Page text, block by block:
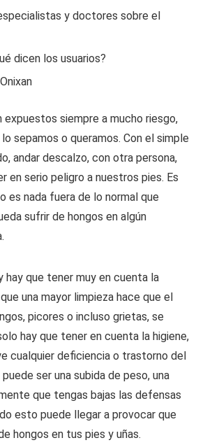
y doctores sobre el
dicen los usuarios?
siempre a mucho riesgo,
sepamos o queramos. Con el simple
andar descalzo, con otra persona,
en serio peligro a nuestros pies. Es
es nada fuera de lo normal que
sufrir de hongos en algún
hay que tener muy en cuenta la
una mayor limpieza hace que el
picores o incluso grietas, se
hay que tener en cuenta la higiene,
cualquier deficiencia o trastorno del
ser una subida de peso, una
que tengas bajas las defensas
esto puede llegar a provocar que
hongos en tus pies y uñas.